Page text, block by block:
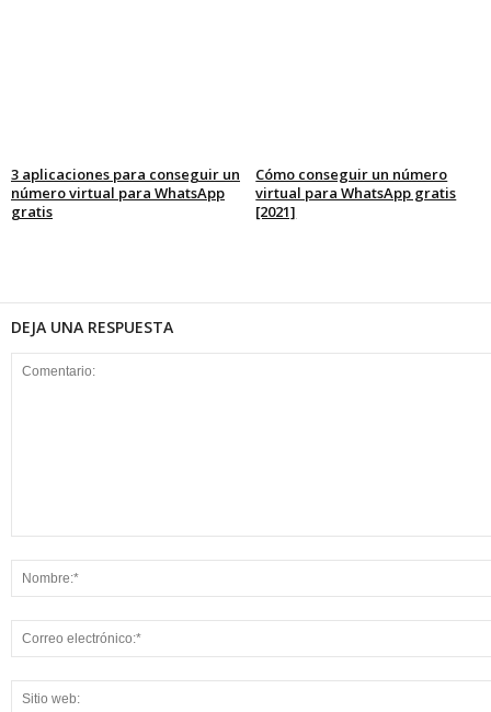
3 aplicaciones para conseguir un
número virtual para WhatsApp
gratis
Cómo conseguir un número
virtual para WhatsApp gratis
[2021]
DEJA UNA RESPUESTA